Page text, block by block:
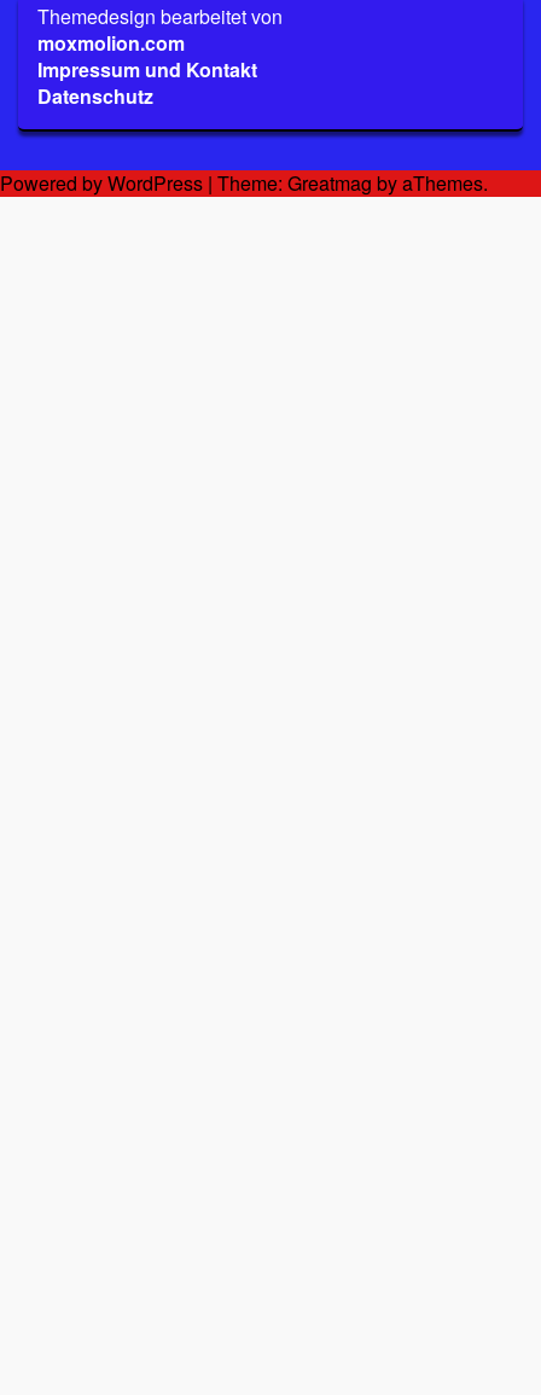
Themedesign bearbeitet von
moxmolion.com
Impressum und Kontakt
Datenschutz
Powered by WordPress | Theme: Greatmag by aThemes.